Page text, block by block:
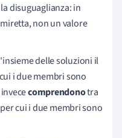
disuguaglianza: in
non un valore
delle soluzioni il
i due membri sono
invececomprendonotra
cui i due membri sono